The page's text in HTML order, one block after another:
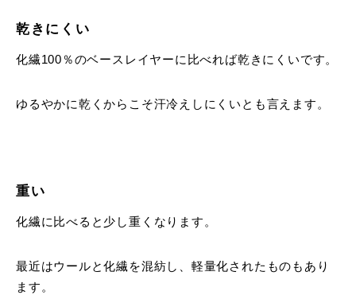
乾きにくい
化繊100％のベースレイヤーに比べれば乾きにくいです。
ゆるやかに乾くからこそ汗冷えしにくいとも言えます。
重い
化繊に比べると少し重くなります。
最近はウールと化繊を混紡し、軽量化されたものもあり
ます。